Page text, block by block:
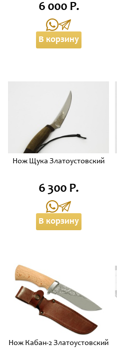
6 000 Р.
В корзину
Нож Щука Златоустовский
6 300 Р.
В корзину
Нож Кабан-2 Златоустовский